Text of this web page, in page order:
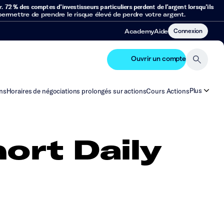
72 % des comptes d’investisseurs particuliers perdent de l’argent lorsqu’ils
de prendre le risque élevé de perdre votre argent.
AcademyAide Connexion
Ouvrir un compte
Horaires de négociations prolongés sur actionsCours ActionsPlus
Daily